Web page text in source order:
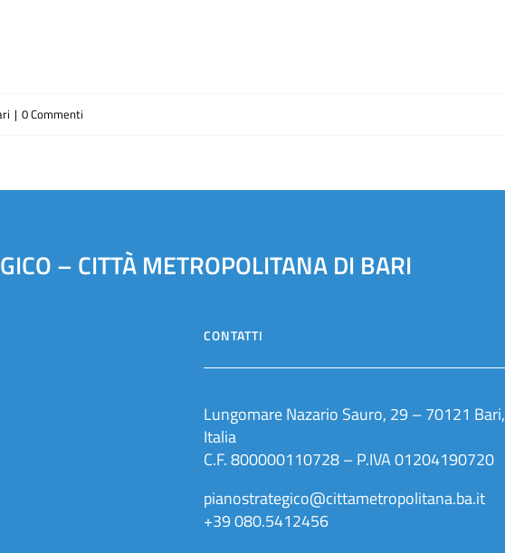
| 0 Commenti
– CITTÀ METROPOLITANA DI BARI
CONTATTI
Lungomare Nazario Sauro, 29 – 70121 Bari,
Italia
C.F. 800000110728 – P.IVA 01204190720
pianostrategico@cittametropolitana.ba.it
+39 080.5412456